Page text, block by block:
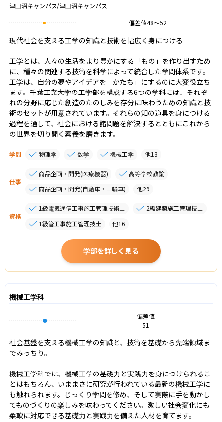
津田沼キャンパス/津田沼キャンパス
偏差値48〜52
現代社会を支える工学の知識と技術を幅広く身につける
工学とは、人々の生活をより豊かにする「もの」を作り出すため
に、種々の関連する技術を科学によって統合した学問体系です。
工学は、自分の夢やアイデアを「かたち」にするのに大変役立ち
ます。千葉工業大学の工学部を構成する6つの学科には、それぞ
れの分野に応じた創造のたのしみを存分に味わうための知識と技
術のセットが用意されています。それらの知の道具を身につける
過程を通して、社会における諸問題を解決するとともにこれから
の世界を切り開く素養を磨きます。
学問 物理学 数学 機械工学 他13
仕事
商品企画・開発(医療機器)
高等学校教諭
商品企画・開発(自動車・二輪車)
他29
資格
1級電気通信工事施工管理技術士
2級建築施工管理技士
1級管工事施工管理技士
他16
学部を詳しく見る
機械工学科
偏差値
51
社会基盤を支える機械工学の知識と、技術を基礎から先端領域ま
でみっちり。
機械工学科では、機械工学の基礎力と実践力を身につけられるこ
とはもちろん、いままさに研究が行われている最新の機械工学に
も触れられます。じっくり学問を修め、そして実際に手を動かし
てものづくりの楽しみを味わってください。激しい社会変化にも
柔軟に対応できる基礎力と実践力を備えた人材を育てます。